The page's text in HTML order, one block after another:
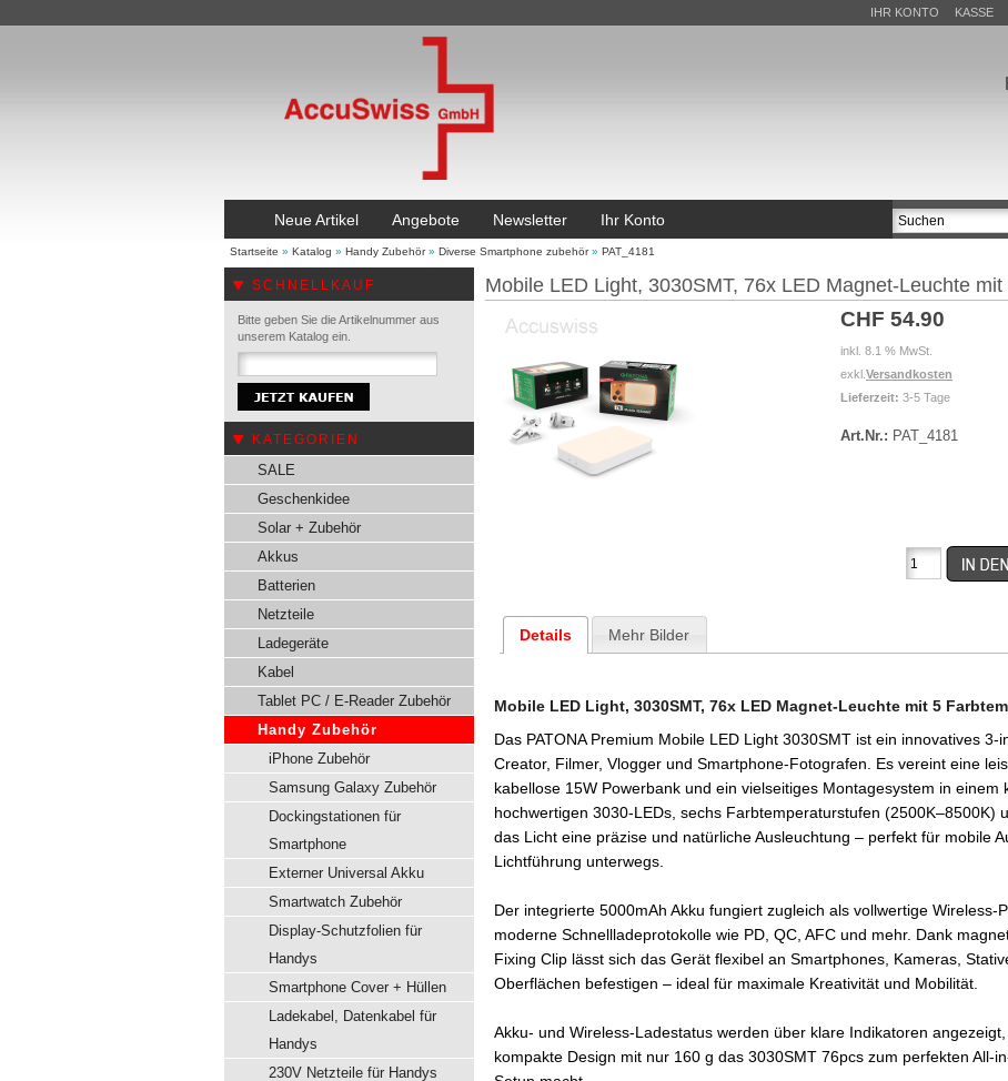
IHR KONTO KASSE
Neue Artikel Angebote Newsletter Ihr Konto
Startseite » Katalog » Handy Zubehör» Diverse Smartphone zubehör» PAT_4181
SCHNELLKAUF
Bitte geben Sie die Artikelnummer aus
unserem Katalog ein.
KATEGORIEN
SALE
Geschenkidee
Solar + Zubehör
Akkus
Batterien
Netzteile
Ladegeräte
Kabel
Tablet PC / E-Reader Zubehör
Handy Zubehör
iPhone Zubehör
Samsung Galaxy Zubehör
Dockingstationen für
Smartphone
Externer Universal Akku
Smartwatch Zubehör
Display-Schutzfolien für
Handys
Smartphone Cover + Hüllen
Ladekabel, Datenkabel für
Handys
230V Netzteile für Handys
Mobile LED Light, 3030SMT, 76x LED Magnet-Leuchte
CHF 54.90
inkl. 8.1 % MwSt.
exkl. Versandkosten
Lieferzeit: 3-5 Tage
Art.Nr.: PAT_4181
Details Mehr Bilder
Mobile LED Light, 3030SMT, 76x LED Magnet-Leuchte mit 5
Das PATONA Premium Mobile LED Light 3030SMT ist ein innovatives
Creator, Filmer, Vlogger und Smartphone-Fotografen. Es vereint eine
kabellose 15W Powerbank und ein vielseitiges Montagesystem in einem
hochwertigen 3030-LEDs, sechs Farbtemperaturstufen (2500K–8500K)
das Licht eine präzise und natürliche Ausleuchtung – perfekt für mobile
Lichtführung unterwegs.
Der integrierte 5000mAh Akku fungiert zugleich als vollwertige Wireless-
moderne Schnellladeprotokolle wie PD, QC, AFC und mehr. Dank
Fixing Clip lässt sich das Gerät flexibel an Smartphones, Kameras,
Oberflächen befestigen – ideal für maximale Kreativität und Mobilität.
Akku- und Wireless-Ladestatus werden über klare Indikatoren
kompakte Design mit nur 160 g das 3030SMT 76pcs zum perfekten All-